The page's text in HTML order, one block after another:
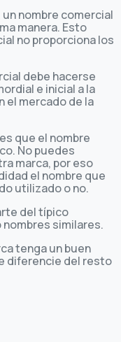
nombre comercial
manera. Esto
no proporciona los
debe hacerse
e inicial a la
el mercado de la
que el nombre
No puedes
marca, por eso
el nombre que
utilizado o no.
del típico
similares.
tenga un buen
diferencie del resto